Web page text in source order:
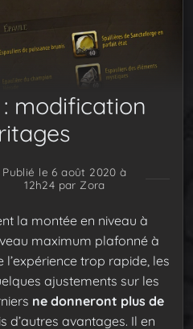
modification
Publié le 6 août 2020 à
12h24 par Zora
la montée en niveau à
maximum plafonné à
trop rapide, les
ajustements sur les
ne donneront plus de
d’autres avantages. Il en